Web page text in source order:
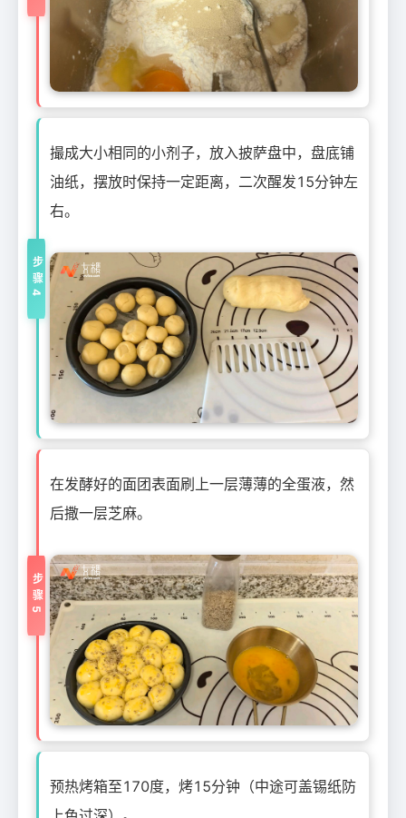
撮成大小相同的小剂子，放入披萨盘中，盘底铺
油纸，摆放时保持一定距离，二次醒发15分钟左
右。
步骤4
在发酵好的面团表面刷上一层薄薄的全蛋液，然
后撒一层芝麻。
步骤5
预热烤箱至170度，烤15分钟（中途可盖锡纸防